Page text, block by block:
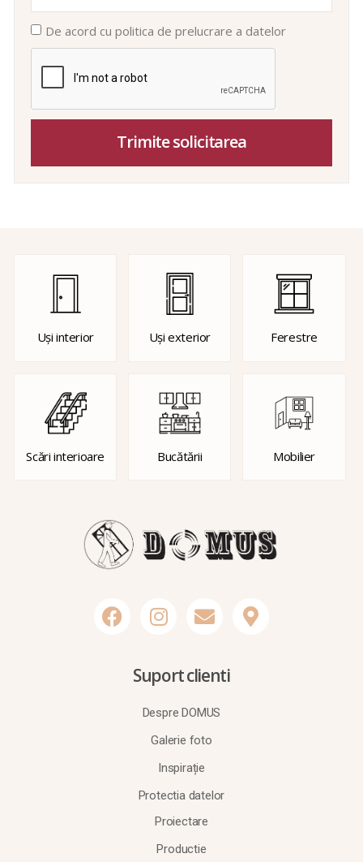
De acord cu politica de prelucrare a datelor
Trimite solicitarea
Uși interior Uși exterior Ferestre
Scări interioare Bucătării Mobilier
Suport clienti
Despre DOMUS
Galerie foto
Inspirație
Protectia datelor
Proiectare
Productie